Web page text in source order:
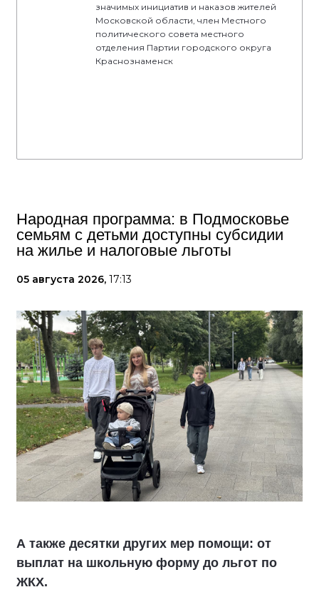
значимых инициатив и наказов жителей
Московской области, член Местного
политического совета местного
отделения Партии городского округа
Краснознаменск
Народная программа: в Подмосковье
семьям с детьми доступны субсидии
на жилье и налоговые льготы
05 августа 2026, 17:13
А также десятки других мер помощи: от
выплат на школьную форму до льгот по
ЖКХ.